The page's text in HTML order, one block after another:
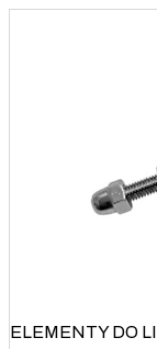
ELEMENTY DO